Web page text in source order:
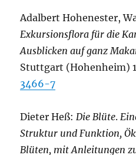
Adalbert Hohenester,
Exkursionsflora für die
Ausblicken auf ganz
Stuttgart (Hohenheim)
3466-7
Dieter Heß:Die Blüte.
Struktur und Funktion,
Blüten, mit Anleitungen